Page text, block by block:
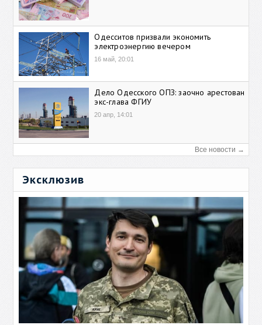
Одесситов призвали экономить
электроэнергию вечером
16 май, 20:01
Дело Одесского ОПЗ: заочно арестован
экс-глава ФГИУ
20 апр, 14:01
Все новости →
Эксклюзив